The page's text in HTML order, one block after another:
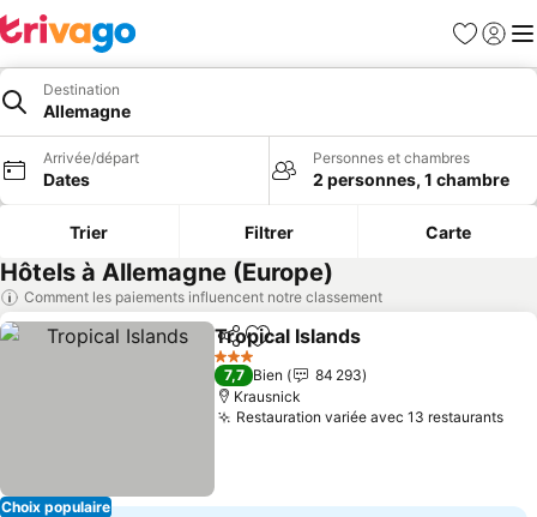
Favoris
Se
Destination
Allemagne
Arrivée/départ
Dates
Personnes et chambres
2 personnes, 1 chambre
Trier Filtrer Carte
Hôtels à Allemagne (Europe)
Comment les paiements influencent notre classement
Choix populaire
PartagerAjouter à mes favoris
Tropical Islands
3 Étoiles
7,7 Bien
84 293
Krausnick
Restauration variée avec 13 restaurants